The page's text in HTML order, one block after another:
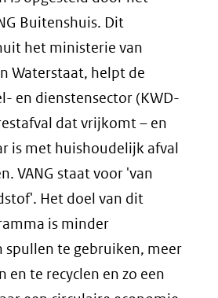
Buitenshuis. Dit
het ministerie van
Waterstaat, helpt de
en dienstensector (KWD-
dat vrijkomt – en
is met huishoudelijk afval
VANG staat voor 'van
Het doel van dit
is minder
spullen te gebruiken, meer
en te recyclen en zo een